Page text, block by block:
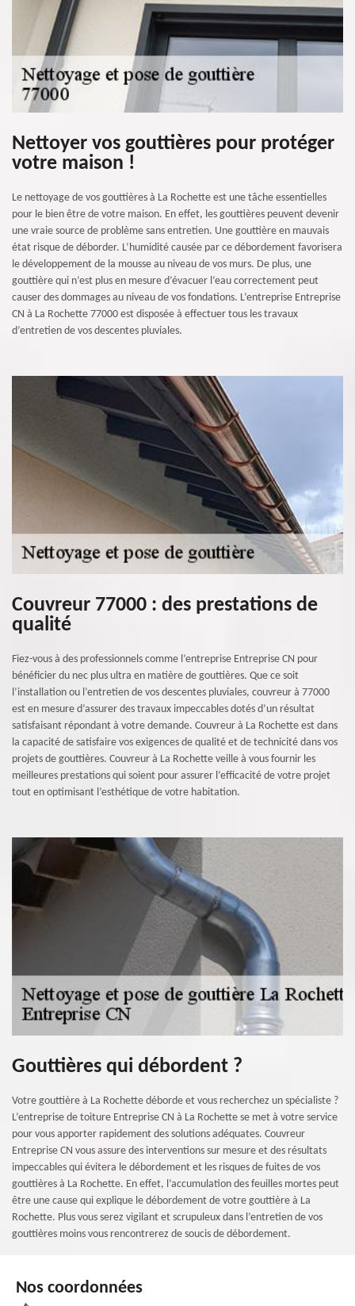
Nettoyer vos gouttières pour protéger
votre maison !
Le nettoyage de vos gouttières à La Rochette est une tâche essentielles
pour le bien être de votre maison. En effet, les gouttières peuvent devenir
une vraie source de problème sans entretien. Une gouttière en mauvais
état risque de déborder. L’humidité causée par ce débordement favorisera
le développement de la mousse au niveau de vos murs. De plus, une
gouttière qui n’est plus en mesure d’évacuer l’eau correctement peut
causer des dommages au niveau de vos fondations. L’entreprise Entreprise
CN à La Rochette 77000 est disposée à effectuer tous les travaux
d’entretien de vos descentes pluviales.
Couvreur 77000 : des prestations de
qualité
Fiez-vous à des professionnels comme l’entreprise Entreprise CN pour
bénéficier du nec plus ultra en matière de gouttières. Que ce soit
l’installation ou l’entretien de vos descentes pluviales, couvreur à 77000
est en mesure d’assurer des travaux impeccables dotés d’un résultat
satisfaisant répondant à votre demande. Couvreur à La Rochette est dans
la capacité de satisfaire vos exigences de qualité et de technicité dans vos
projets de gouttières. Couvreur à La Rochette veille à vous fournir les
meilleures prestations qui soient pour assurer l’efficacité de votre projet
tout en optimisant l’esthétique de votre habitation.
Gouttières qui débordent ?
Votre gouttière à La Rochette déborde et vous recherchez un spécialiste ?
L’entreprise de toiture Entreprise CN à La Rochette se met à votre service
pour vous apporter rapidement des solutions adéquates. Couvreur
Entreprise CN vous assure des interventions sur mesure et des résultats
impeccables qui évitera le débordement et les risques de fuites de vos
gouttières à La Rochette. En effet, l’accumulation des feuilles mortes peut
être une cause qui explique le débordement de votre gouttière à La
Rochette. Plus vous serez vigilant et scrupuleux dans l’entretien de vos
gouttières moins vous rencontrerez de soucis de débordement.
Nos coordonnées